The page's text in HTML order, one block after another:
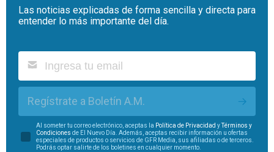
Las noticias explicadas de forma sencilla y directa para
entender lo más importante del día.
Regístrate a Boletín A.M.
Al someter tu correo electrónico, aceptas la Política de Privacidad yTérminos y
Condiciones de El Nuevo Día. Además, aceptas recibir información u ofertas
especiales de productos o servicios de GFR Media, sus afiliadas o de terceros.
Podrás optar salirte de los boletines en cualquier momento.